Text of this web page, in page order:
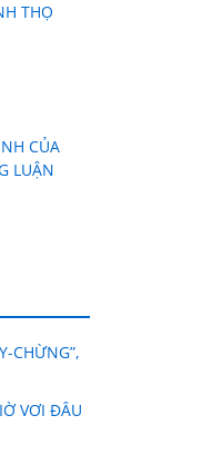
THỌ
CỦA
LUẬN
CHỪNG”,
VƠI ĐÂU